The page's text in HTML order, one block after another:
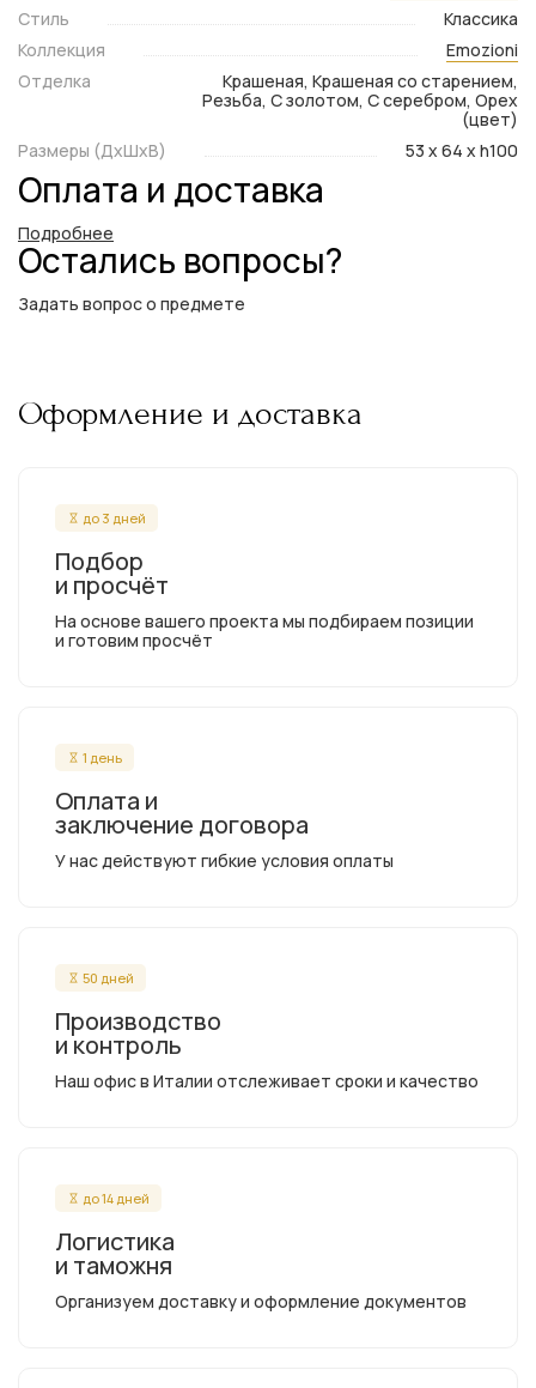
Стиль
Классика
Коллекция
Emozioni
Отделка
Крашеная, Крашеная со старением,
Резьба, С золотом, С серебром, Орех
(цвет)
Размеры (ДxШxВ)
53 x 64 x h100
Оплата и доставка
Подробнее
Остались вопросы?
Задать вопрос о предмете
Оформление и доставка
до 3 дней
Подбор
и просчёт
На основе вашего проекта мы подбираем позиции
и готовим просчёт
1 день
Оплата и
заключение договора
У нас действуют гибкие условия оплаты
50 дней
Производство
и контроль
Наш офис в Италии отслеживает сроки и качество
до 14 дней
Логистика
и таможня
Организуем доставку и оформление документов